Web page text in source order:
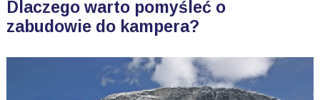
Dlaczego warto pomyśleć o
zabudowie do kampera?